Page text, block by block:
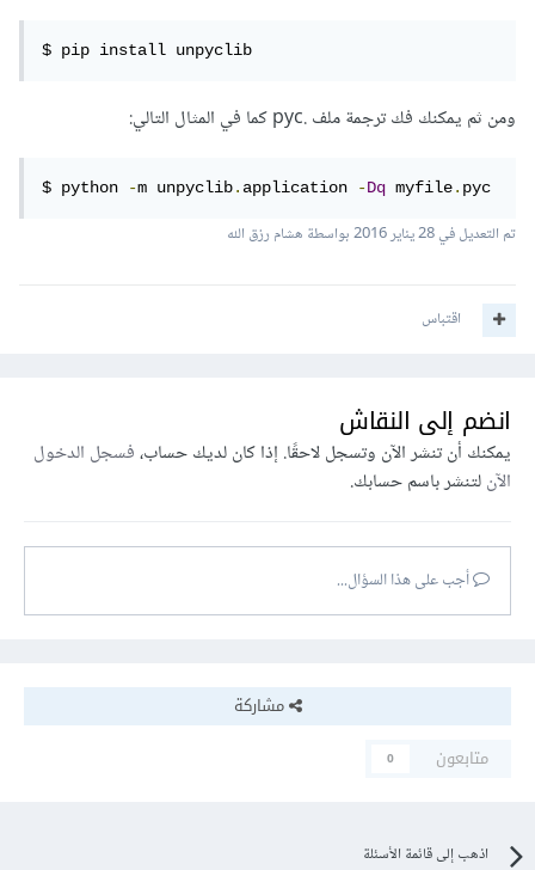
$ pip install unpyclib
ومن ثم يمكنك فك ترجمة ملف .pyc كما في المثال التالي:
$ python -m unpyclib.application -Dq myfile.pyc
تم التعديل في28 يناير 2016 بواسطة هشام رزق الله
اقتباس
انضم إلى النقاش
يمكنك أن تنشر الآن وتسجل لاحقًا. إذا كان لديك حساب،فسجل الدخول
الآنلتنشر باسم حسابك.
أجب على هذا السؤال...
مشاركة
متابعون
0
اذهب إلى قائمة الأسئلة